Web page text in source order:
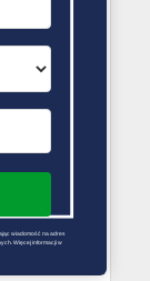
wiadomość na adres
Więcej informacji w